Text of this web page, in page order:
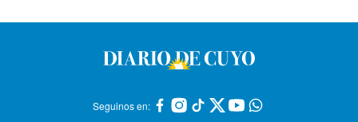
Seguinos en: